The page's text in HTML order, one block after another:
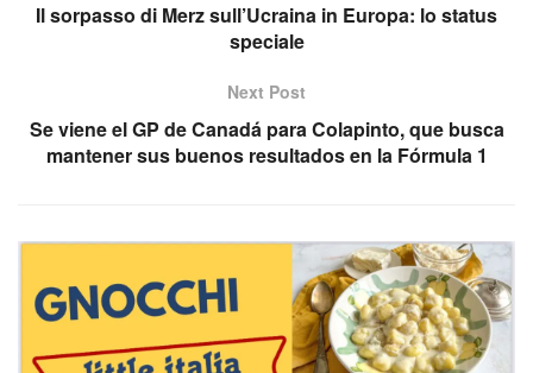
Il sorpasso di Merz sull’Ucraina in Europa: lo status
speciale
Next Post
Se viene el GP de Canadá para Colapinto, que busca
mantener sus buenos resultados en la Fórmula 1